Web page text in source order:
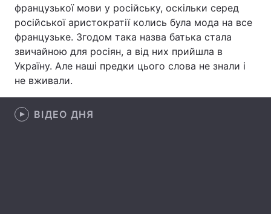
Інтерв'ю Думки
Архів
Контакти
Послуги
французької мови у російську, оскільки серед
російської аристократії колись була мода на все
французьке. Згодом така назва батька стала
звичайною для росіян, а від них прийшла в
Україну. Але наші предки цього слова не знали і
не вживали.
ВІДЕО ДНЯ